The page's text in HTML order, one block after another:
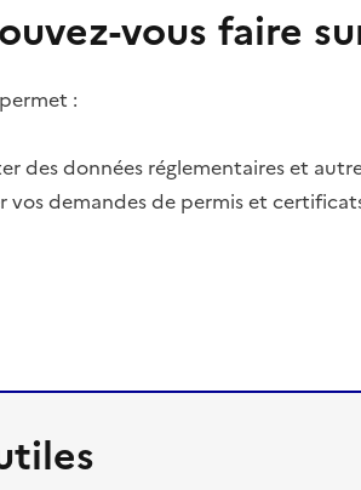
vous faire
:
des données réglementaires et
vos demandes de permis et